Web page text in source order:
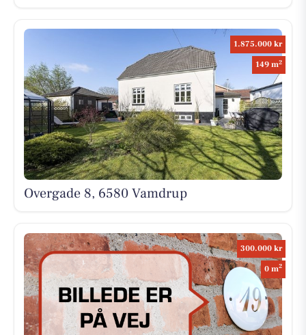
1.875.000 kr
149 m2
Overgade 8, 6580 Vamdrup
300.000 kr
0 m2